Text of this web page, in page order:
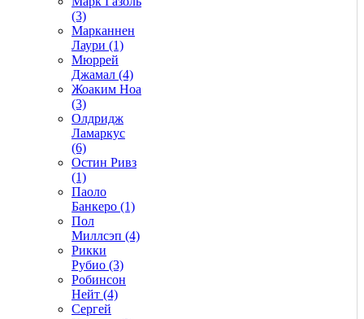
(3)
Марканнен
Лаури (1)
Мюррей
Джамал (4)
Жоаким Ноа
(3)
Олдридж
Ламаркус
(6)
Остин Ривз
(1)
Паоло
Банкеро (1)
Пол
Миллсэп (4)
Рикки
Рубио (3)
Робинсон
Нейт (4)
Сергей